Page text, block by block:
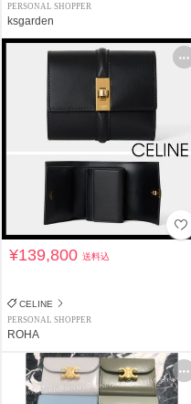
PERSONAL SHOPPER
ksgarden
¥139,800送料込
CELINE
PERSONAL SHOPPER
ROHA